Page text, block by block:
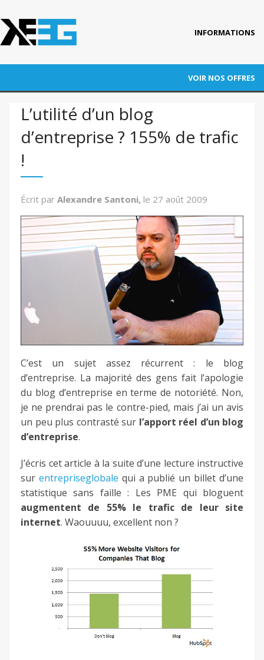
INFORMATIONS
Nos références
Blog
Actus
VOIR NOS OFFRES
RÉFÉRENCEMENT
ADWORDS
CONVERSION
AUDITS
FORMATION
AUTRES PRESTATIONS
twitter
keeg
L’utilité d’un blog
d’entreprise ? 155% de trafic
!
Écrit par Alexandre Santoni, le 27 août 2009
C’est un sujet assez récurrent : le blog
d’entreprise. La majorité des gens fait l’apologie
du blog d’entreprise en terme de notoriété. Non,
je ne prendrai pas le contre-pied, mais j’ai un avis
un peu plus contrasté sur l’apport réel d’un blog
d’entreprise.
J’écris cet article à la suite d’une lecture instructive
sur entrepriseglobale qui a publié un billet d’une
statistique sans faille : Les PME qui bloguent
augmentent de 55% le trafic de leur site
internet. Waouuuu, excellent non ?